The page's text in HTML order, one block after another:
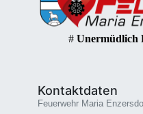
# Unermüdlich
Kontaktdaten
Feuerwehr Maria